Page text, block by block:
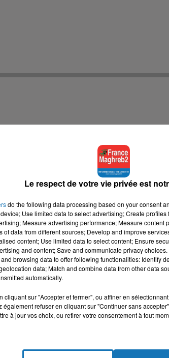
Le respect de votre vie privée est
do the following data processing based on your consent
Use limited data to select advertising; Create
Measure advertising performance; Measure content
of data from different sources; Develop and improve
content; Use limited data to select content; Ensure
and content; Save and communicate privacy
browsing data to offer following functionalities: Identify
data; Match and combine data from other data
automatically.
cliquant sur "Accepter et fermer", ou affiner en
également refuser en cliquant sur "Continuer sans
à jour vos choix, ou retirer votre consentement à tout